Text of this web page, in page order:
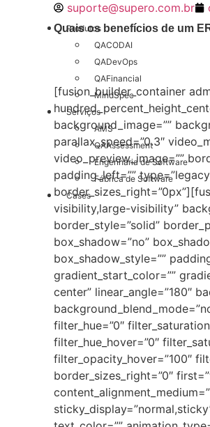
Produtos
QACODAI
QADevOps
QAFinancial
MindSpec
Serviços
AMS
QAAssessment
Engenharia de Software
Fábrica de Software
Cases
suporte@supero.com.br
Quais os benefícios de um
[fusion_builder_container
background_image=””
parallax_speed=”0.3″
video_preview_image=””
padding_left=””
visibility,large-visibility”
border_style=”solid”
box_shadow=”no”
box_shadow_style=””
gradient_start_color=””
center” linear_angle=”180″
filter_hue=”0″
filter_hue_hover=”0″
filter_opacity_hover=”100″
border_sizes_right=”0″